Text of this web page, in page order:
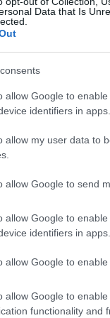
Data that Is
allow Google to
identifiers in apps.
allow my user data to
allow Google to send
allow Google to
identifiers in apps.
allow Google to
allow Google to
functionality and
16
Βεβαιως και
τυχον αλλους
16
εκλογές.